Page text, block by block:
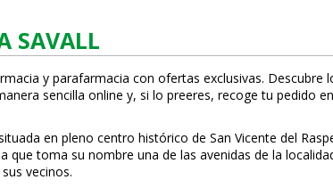
SAVALL
y parafarmacia con ofertas exclusivas. Descubre
sencilla online y, si lo prefieres, recoge tu pedido
en pleno centro histórico de San Vicente del
toma su nombre una de las avenidas de la
vecinos.